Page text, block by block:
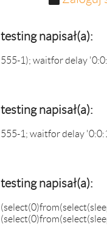
testing napisał(a):
555-1); waitfor delay
testing napisał(a):
555-1; waitfor delay
testing napisał(a):